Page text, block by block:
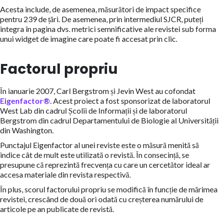
Acesta include, de asemenea, măsurători de impact specifice
pentru 239 de țări. De asemenea, prin intermediul SJCR, puteți
integra în pagina dvs. metrici semnificative ale revistei sub forma
unui widget de imagine care poate fi accesat prin clic.
Factorul propriu
În ianuarie 2007, Carl Bergstrom și Jevin West au cofondat
Eigenfactor® . Acest proiect a fost sponsorizat de laboratorul
West Lab din cadrul Școlii de Informații și de laboratorul
Bergstrom din cadrul Departamentului de Biologie al Universității
din Washington.
Punctajul Eigenfactor al unei reviste este o măsură menită să
indice cât de mult este utilizată o revistă. În consecință, se
presupune că reprezintă frecvența cu care un cercetător ideal ar
accesa materiale din revista respectivă.
În plus, scorul factorului propriu se modifică în funcție de mărimea
revistei, crescând de două ori odată cu creșterea numărului de
articole pe an publicate de revistă.